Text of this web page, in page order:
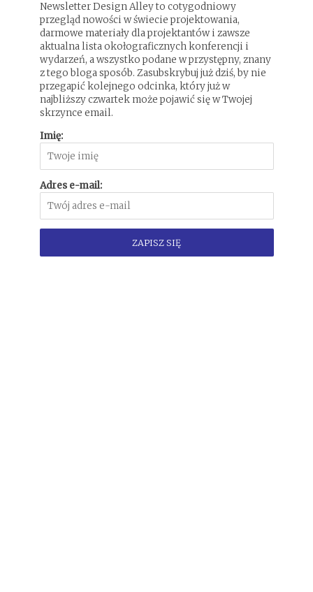
Newsletter Design Alley to cotygodniowy
przegląd nowości w świecie projektowania,
darmowe materiały dla projektantów i zawsze
aktualna lista okołograficznych konferencji i
wydarzeń, a wszystko podane w przystępny, znany
z tego bloga sposób. Zasubskrybuj już dziś, by nie
przegapić kolejnego odcinka, który już w
najbliższy czwartek może pojawić się w Twojej
skrzynce email.
Imię:
Adres e-mail: